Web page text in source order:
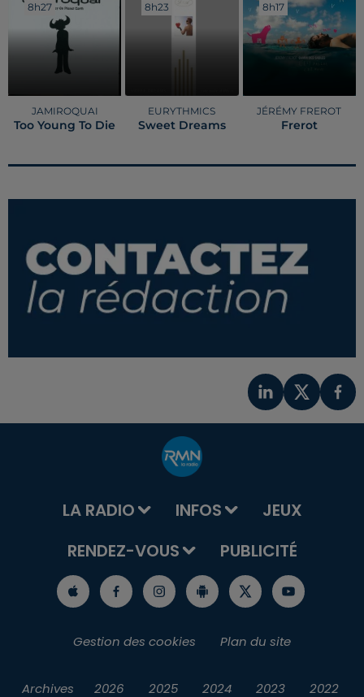
8h27
8h27
JAMIROQUAI
Too Young To Die
8h23
8h23
EURYTHMICS
Sweet Dreams
8h17
8h17
JÉRÉMY FREROT
Frerot
LA RADIO INFOS
JEUX
RENDEZ-VOUS
PUBLICITÉ
Gestion des cookies Plan du site
Archives 2026 2025 2024 2023 2022